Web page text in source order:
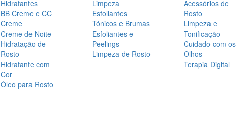
Hidratantes
BB Creme e CC
Creme
Creme de Noite
Hidratação de
Rosto
Hidratante com
Cor
Óleo para Rosto
Limpeza
Esfoliantes
Tónicos e Brumas
Esfoliantes e
Peelings
Limpeza de Rosto
Acessórios de
Rosto
Limpeza e
Tonificação
Cuidado com os
Olhos
Terapia Digital